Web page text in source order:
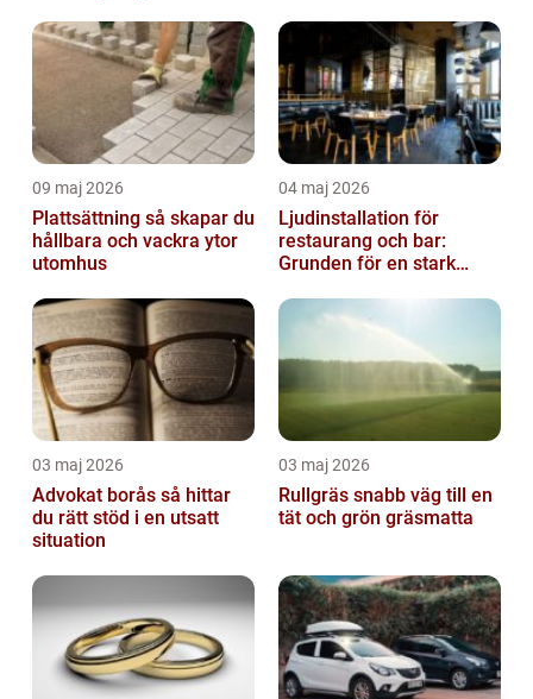
09 maj 2026
Plattsättning så skapar du
hållbara och vackra ytor
utomhus
04 maj 2026
Ljudinstallation för
restaurang och bar:
Grunden för en stark
03 maj 2026
Advokat borås så hittar
du rätt stöd i en utsatt
situation
03 maj 2026
Rullgräs snabb väg till en
tät och grön gräsmatta